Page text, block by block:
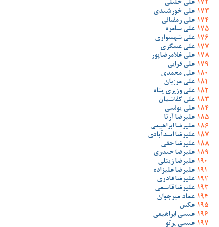
علی خلیلی
علی خورشیدی
علی رمضانی
علی سامره
علی شهسواری
علی عسگری
علی غلامرضاپور
علی قرایی
علی محمدی
علی مرزبان
علی وزیری پناه
علی کفاشیان
علی یونسی
علیرضا آرتا
علیرضا ابراهیمی
علیرضا اسدآبادی
علیرضا حقی
علیرضا حیدری
علیرضا زینلی
علیرضا علیزاده
علیرضا قادری
علیرضا قاسمی
عماد میرجوان
عکس
عیسی ابراهیمی
عیسی پرتو